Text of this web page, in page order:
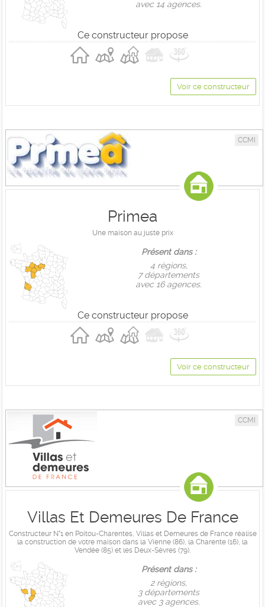
avec 14 agences.
Ce constructeur propose
Voir ce constructeur
CCMI
Primea
Une maison au juste prix
Présent dans :
4 règions,
7 départements
avec 16 agences.
Ce constructeur propose
Voir ce constructeur
CCMI
Villas Et Demeures De France
Constructeur N°1 en Poitou-Charentes, Villas et Demeures de France réalise
la construction de votre maison dans la Vienne (86), la Charente (16), la
Vendée (85) et les Deux-Sèvres (79).
Présent dans :
2 règions,
3 départements
avec 3 agences.